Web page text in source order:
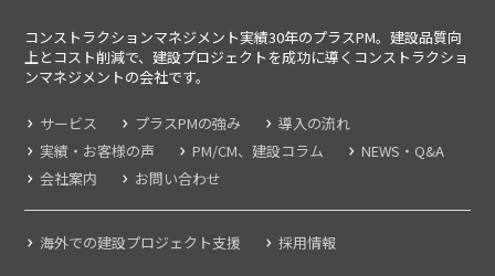
コンストラクションマネジメント実績30年のプラスPM。建設品質向
上とコスト削減で、建設プロジェクトを成功に導くコンストラクショ
ンマネジメントの会社です。
サービス プラスPMの強み
導入の流れ
実績・お客様の声
PM/CM、建設コラム
NEWS・Q&A
会社案内
お問い合わせ
海外での建設プロジェクト支援 採用情報